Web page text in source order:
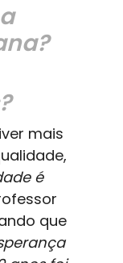
mais
é
que